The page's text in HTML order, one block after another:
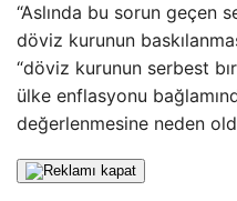
“Aslında bu sorun geçen
döviz kurunun
“döviz kurunun serbest
ülke enflasyonu
değerlenmesine neden